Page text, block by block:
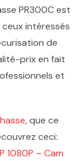
PR300C est
intéressés
de
prix en fait
et
, que ce
ceci:
1080P – Cam